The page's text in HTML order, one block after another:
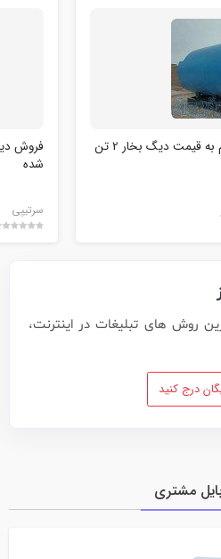
شده
سرتیپی
روش های تبلیغات در اینترنت،
درج کنید
مشتری